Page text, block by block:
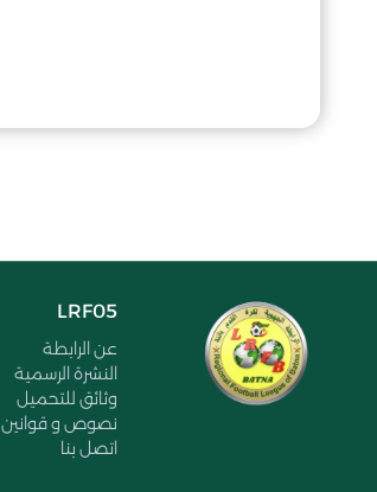
LRF05
عن الرابطة
النشرة الرسمية
وثائق للتحميل
نصوص و قوانين
اتصل بنا